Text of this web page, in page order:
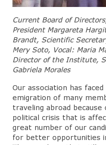
Current Board of
President Margareta
Brandt, Scientific
Mery Soto, Vocal: Maria
Director of the Institute,
Gabriela Morales
Our association has
emigration of many
traveling abroad
political crisis that is
great number of our
for better opportunities